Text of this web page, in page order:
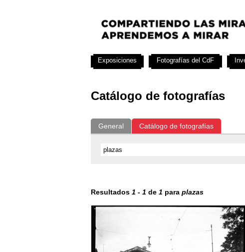
Catálogo de fotografías
General Catálogo de fotografías
Resultados 1 - 1 de 1 para plazas
Exposiciones Fotografías del CdF